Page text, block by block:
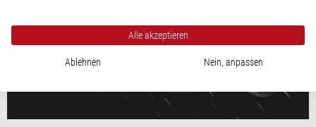
Alle akzeptieren
Ablehnen Nein, anpassen